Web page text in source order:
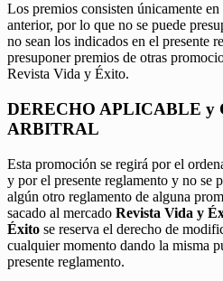
Los premios consisten únicamente
anterior, por lo que no se puede
no sean los indicados en el presente
presuponer premios de otras
Revista Vida y Éxito.
DERECHO APLICABLE y
ARBITRAL
Esta promoción se regirá por el
y por el presente reglamento y no se
algún otro reglamento de alguna
sacado al mercado Revista Vida y
Éxito se reserva el derecho de
cualquier momento dando la misma
presente reglamento.